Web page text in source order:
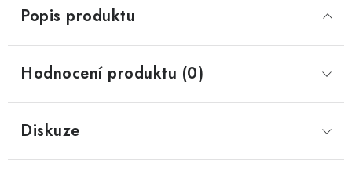
Popis produktu
Hodnocení produktu (0)
Diskuze